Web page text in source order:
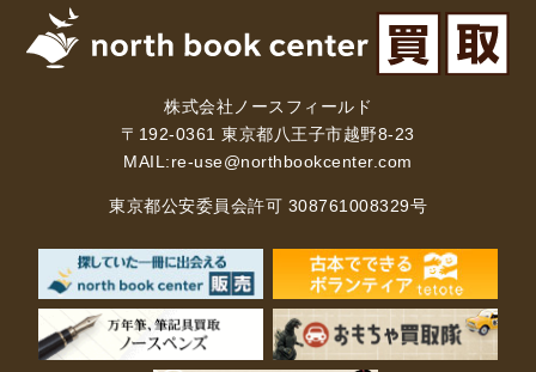
株式会社ノースフィールド
〒192-0361 東京都八王子市越野8-23
MAIL:re-use@northbookcenter.com
東京都公安委員会許可 308761008329号